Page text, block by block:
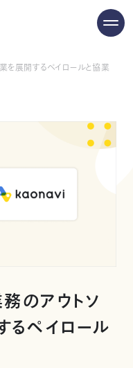
を展開するペイロールと協業
務のアウトソ
るペイロール